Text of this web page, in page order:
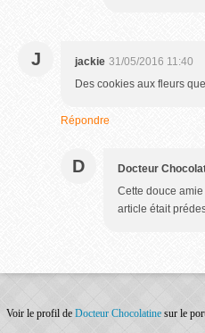
J jackie 31/05/2016 11:40
Des cookies aux fleurs
Répondre
D Docteur
Cette douce
article était
Voir le profil de Docteur Chocolatine sur le